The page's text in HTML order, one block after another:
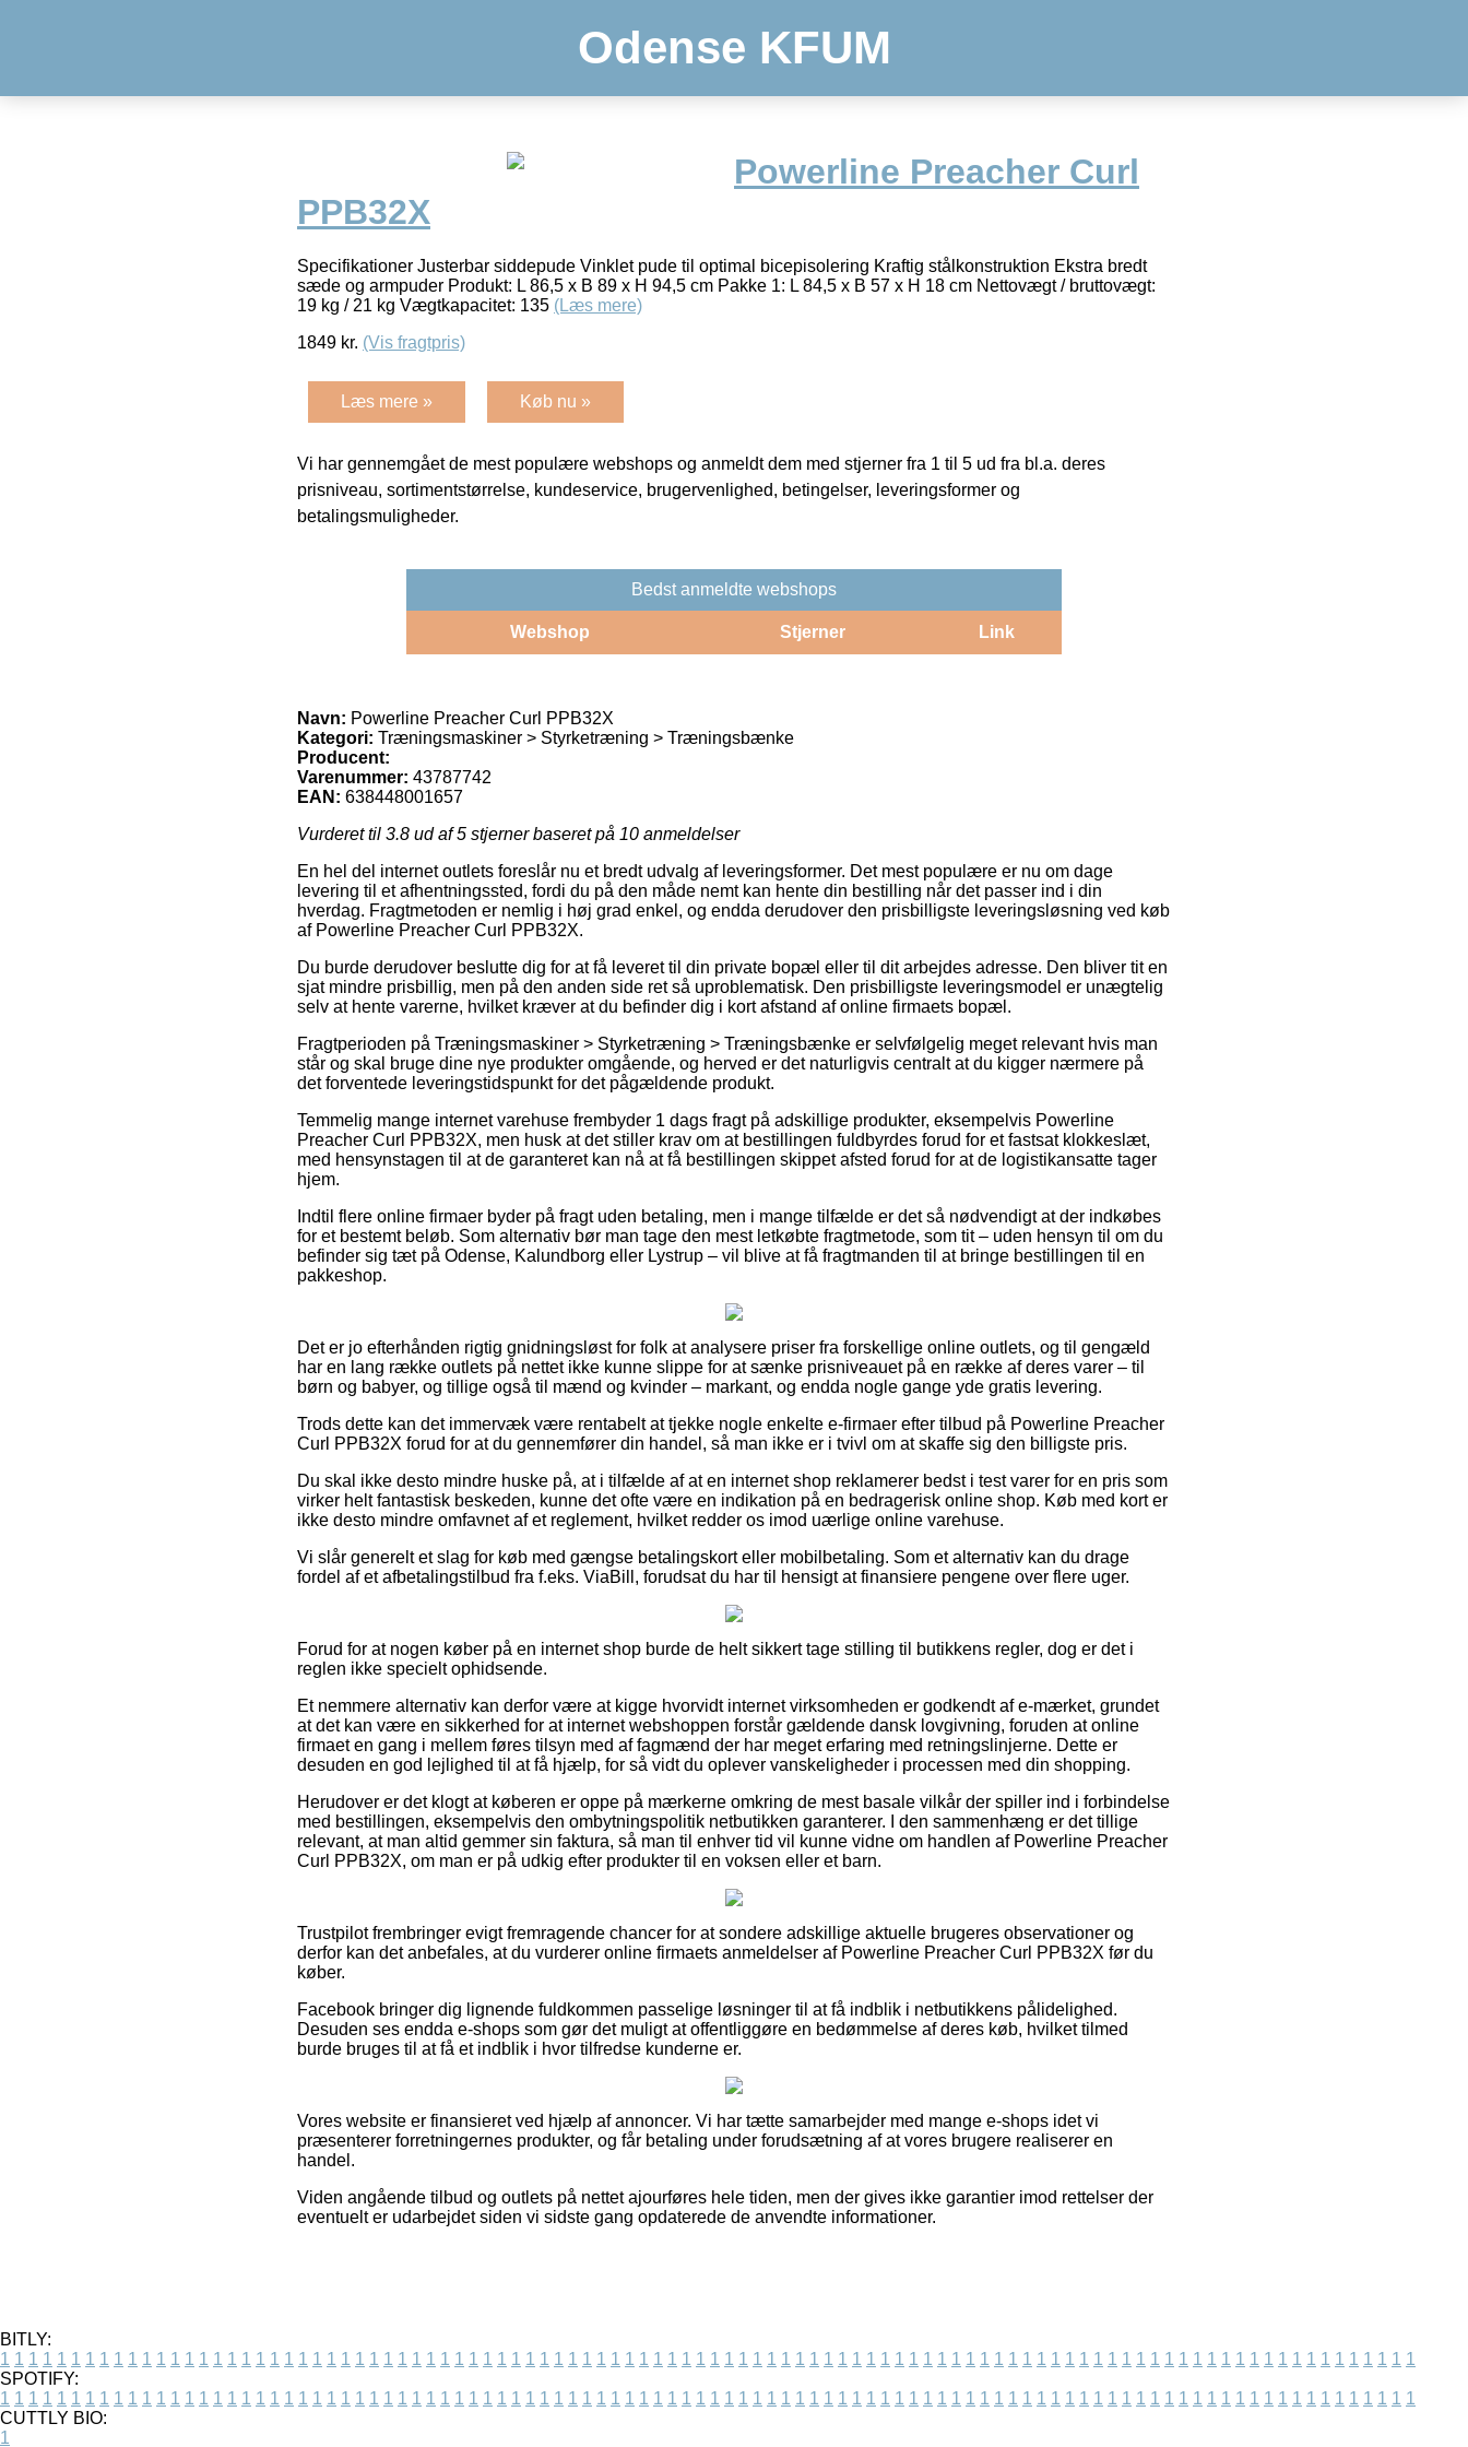
Odense KFUM
Powerline Preacher Curl
PPB32X
Specifikationer Justerbar siddepude Vinklet pude til optimal bicepisolering Kraftig stålkonstruktion Ekstra bredt
sæde og armpuder Produkt: L 86,5 x B 89 x H 94,5 cm Pakke 1: L 84,5 x B 57 x H 18 cm Nettovægt / bruttovægt:
19 kg / 21 kg Vægtkapacitet: 135 (Læs mere)
1849 kr. (Vis fragtpris)
Læs mere » Køb nu »
Vi har gennemgået de mest populære webshops og anmeldt dem med stjerner fra 1 til 5 ud fra bl.a. deres
prisniveau, sortimentstørrelse, kundeservice, brugervenlighed, betingelser, leveringsformer og
betalingsmuligheder.
Bedst anmeldte webshops
Webshop Stjerner Link
Navn: Powerline Preacher Curl PPB32X
Kategori: Træningsmaskiner > Styrketræning > Træningsbænke
Producent:
Varenummer: 43787742
EAN: 638448001657
Vurderet til 3.8 ud af 5 stjerner baseret på 10 anmeldelser
En hel del internet outlets foreslår nu et bredt udvalg af leveringsformer. Det mest populære er nu om dage
levering til et afhentningssted, fordi du på den måde nemt kan hente din bestilling når det passer ind i din
hverdag. Fragtmetoden er nemlig i høj grad enkel, og endda derudover den prisbilligste leveringsløsning ved køb
af Powerline Preacher Curl PPB32X.
Du burde derudover beslutte dig for at få leveret til din private bopæl eller til dit arbejdes adresse. Den bliver tit en
sjat mindre prisbillig, men på den anden side ret så uproblematisk. Den prisbilligste leveringsmodel er unægtelig
selv at hente varerne, hvilket kræver at du befinder dig i kort afstand af online firmaets bopæl.
Fragtperioden på Træningsmaskiner > Styrketræning > Træningsbænke er selvfølgelig meget relevant hvis man
står og skal bruge dine nye produkter omgående, og herved er det naturligvis centralt at du kigger nærmere på
det forventede leveringstidspunkt for det pågældende produkt.
Temmelig mange internet varehuse frembyder 1 dags fragt på adskillige produkter, eksempelvis Powerline
Preacher Curl PPB32X, men husk at det stiller krav om at bestillingen fuldbyrdes forud for et fastsat klokkeslæt,
med hensynstagen til at de garanteret kan nå at få bestillingen skippet afsted forud for at de logistikansatte tager
hjem.
Indtil flere online firmaer byder på fragt uden betaling, men i mange tilfælde er det så nødvendigt at der indkøbes
for et bestemt beløb. Som alternativ bør man tage den mest letkøbte fragtmetode, som tit – uden hensyn til om du
befinder sig tæt på Odense, Kalundborg eller Lystrup – vil blive at få fragtmanden til at bringe bestillingen til en
pakkeshop.
Det er jo efterhånden rigtig gnidningsløst for folk at analysere priser fra forskellige online outlets, og til gengæld
har en lang række outlets på nettet ikke kunne slippe for at sænke prisniveauet på en række af deres varer – til
børn og babyer, og tillige også til mænd og kvinder – markant, og endda nogle gange yde gratis levering.
Trods dette kan det immervæk være rentabelt at tjekke nogle enkelte e-firmaer efter tilbud på Powerline Preacher
Curl PPB32X forud for at du gennemfører din handel, så man ikke er i tvivl om at skaffe sig den billigste pris.
Du skal ikke desto mindre huske på, at i tilfælde af at en internet shop reklamerer bedst i test varer for en pris som
virker helt fantastisk beskeden, kunne det ofte være en indikation på en bedragerisk online shop. Køb med kort er
ikke desto mindre omfavnet af et reglement, hvilket redder os imod uærlige online varehuse.
Vi slår generelt et slag for køb med gængse betalingskort eller mobilbetaling. Som et alternativ kan du drage
fordel af et afbetalingstilbud fra f.eks. ViaBill, forudsat du har til hensigt at finansiere pengene over flere uger.
Forud for at nogen køber på en internet shop burde de helt sikkert tage stilling til butikkens regler, dog er det i
reglen ikke specielt ophidsende.
Et nemmere alternativ kan derfor være at kigge hvorvidt internet virksomheden er godkendt af e-mærket, grundet
at det kan være en sikkerhed for at internet webshoppen forstår gældende dansk lovgivning, foruden at online
firmaet en gang i mellem føres tilsyn med af fagmænd der har meget erfaring med retningslinjerne. Dette er
desuden en god lejlighed til at få hjælp, for så vidt du oplever vanskeligheder i processen med din shopping.
Herudover er det klogt at køberen er oppe på mærkerne omkring de mest basale vilkår der spiller ind i forbindelse
med bestillingen, eksempelvis den ombytningspolitik netbutikken garanterer. I den sammenhæng er det tillige
relevant, at man altid gemmer sin faktura, så man til enhver tid vil kunne vidne om handlen af Powerline Preacher
Curl PPB32X, om man er på udkig efter produkter til en voksen eller et barn.
Trustpilot frembringer evigt fremragende chancer for at sondere adskillige aktuelle brugeres observationer og
derfor kan det anbefales, at du vurderer online firmaets anmeldelser af Powerline Preacher Curl PPB32X før du
køber.
Facebook bringer dig lignende fuldkommen passelige løsninger til at få indblik i netbutikkens pålidelighed.
Desuden ses endda e-shops som gør det muligt at offentliggøre en bedømmelse af deres køb, hvilket tilmed
burde bruges til at få et indblik i hvor tilfredse kunderne er.
Vores website er finansieret ved hjælp af annoncer. Vi har tætte samarbejder med mange e-shops idet vi
præsenterer forretningernes produkter, og får betaling under forudsætning af at vores brugere realiserer en
handel.
Viden angående tilbud og outlets på nettet ajourføres hele tiden, men der gives ikke garantier imod rettelser der
eventuelt er udarbejdet siden vi sidste gang opdaterede de anvendte informationer.
BITLY:
1 1 1 1 1 1 1 1 1 1 1 1 1 1 1 1 1 1 1 1 1 1 1 1 1 1 1 1 1 1 1 1 1 1 1 1 1 1 1 1 1 1 1 1 1 1 1 1 1 1 1 1 1 1 1 1 1 1 1 1 1 1 1 1 1 1 1 1 1 1 1 1 1 1 1 1 1 1 1 1 1 1 1 1 1 1 1 1 1 1 1 1 1 1 1 1 1 1 1 1
SPOTIFY:
1 1 1 1 1 1 1 1 1 1 1 1 1 1 1 1 1 1 1 1 1 1 1 1 1 1 1 1 1 1 1 1 1 1 1 1 1 1 1 1 1 1 1 1 1 1 1 1 1 1 1 1 1 1 1 1 1 1 1 1 1 1 1 1 1 1 1 1 1 1 1 1 1 1 1 1 1 1 1 1 1 1 1 1 1 1 1 1 1 1 1 1 1 1 1 1 1 1 1 1
CUTTLY BIO:
1